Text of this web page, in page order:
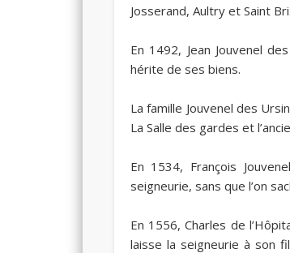
Josserand, Aultry et Saint
En 1492, Jean Jouvenel
hérite de ses biens.
La famille Jouvenel des
La Salle des gardes et
En 1534, François
seigneurie, sans que l’on
En 1556, Charles de
laisse la seigneurie à son